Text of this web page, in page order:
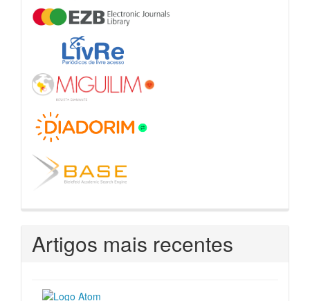
Artigos mais recentes